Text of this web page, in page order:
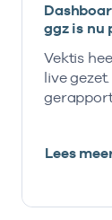
ggz is nu
Vektis
live
Lees